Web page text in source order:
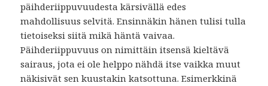
päihderiippuvuudesta kärsivällä edes
mahdollisuus selvitä. Ensinnäkin hänen tulisi tulla
tietoiseksi siitä mikä häntä vaivaa.
Päihderiippuvuus on nimittäin itsensä kieltävä
sairaus, jota ei ole helppo nähdä itse vaikka muut
näkisivät sen kuustakin katsottuna. Esimerkkinä